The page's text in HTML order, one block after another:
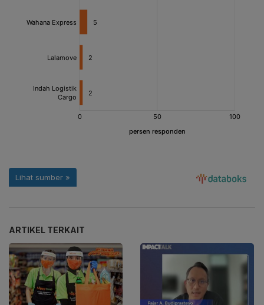
ARTIKEL TERKAIT